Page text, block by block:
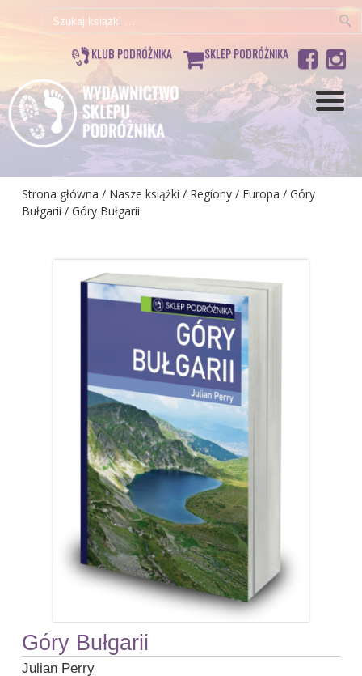
Szukaj:
KLUB PODRÓŻNIKA SKLEP PODRÓŻNIKA
Strona główna / Nasze książki / Regiony/ Europa / Góry
Bułgarii / Góry Bułgarii
Góry Bułgarii
Julian Perry